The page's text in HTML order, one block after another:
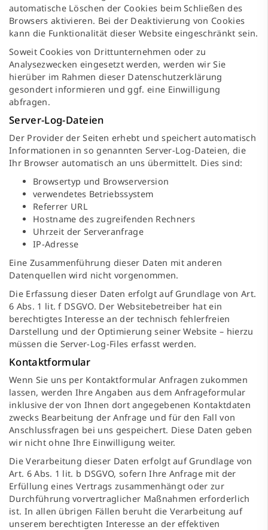
automatische Löschen der Cookies beim Schließen des
Browsers aktivieren. Bei der Deaktivierung von Cookies
kann die Funktionalität dieser Website eingeschränkt sein.
Soweit Cookies von Drittunternehmen oder zu
Analysezwecken eingesetzt werden, werden wir Sie
hierüber im Rahmen dieser Datenschutzerklärung
gesondert informieren und ggf. eine Einwilligung
abfragen.
Server-Log-Dateien
Der Provider der Seiten erhebt und speichert automatisch
Informationen in so genannten Server-Log-Dateien, die
Ihr Browser automatisch an uns übermittelt. Dies sind:
Browsertyp und Browserversion
verwendetes Betriebssystem
Referrer URL
Hostname des zugreifenden Rechners
Uhrzeit der Serveranfrage
IP-Adresse
Eine Zusammenführung dieser Daten mit anderen
Datenquellen wird nicht vorgenommen.
Die Erfassung dieser Daten erfolgt auf Grundlage von Art.
6 Abs. 1 lit. f DSGVO. Der Websitebetreiber hat ein
berechtigtes Interesse an der technisch fehlerfreien
Darstellung und der Optimierung seiner Website – hierzu
müssen die Server-Log-Files erfasst werden.
Kontaktformular
Wenn Sie uns per Kontaktformular Anfragen zukommen
lassen, werden Ihre Angaben aus dem Anfrageformular
inklusive der von Ihnen dort angegebenen Kontaktdaten
zwecks Bearbeitung der Anfrage und für den Fall von
Anschlussfragen bei uns gespeichert. Diese Daten geben
wir nicht ohne Ihre Einwilligung weiter.
Die Verarbeitung dieser Daten erfolgt auf Grundlage von
Art. 6 Abs. 1 lit. b DSGVO, sofern Ihre Anfrage mit der
Erfüllung eines Vertrags zusammenhängt oder zur
Durchführung vorvertraglicher Maßnahmen erforderlich
ist. In allen übrigen Fällen beruht die Verarbeitung auf
unserem berechtigten Interesse an der effektiven